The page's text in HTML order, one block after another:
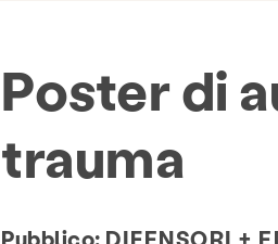
Poster di
trauma
Pubblico: DIFENSORI +